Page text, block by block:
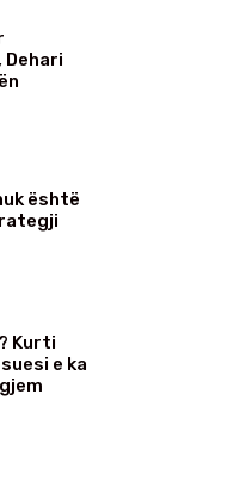
është
Kurti
e ka